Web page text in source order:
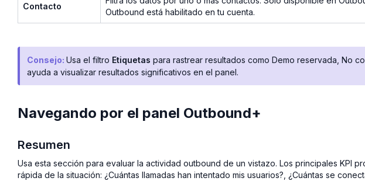
Contacto
Outbound está habilitado en tu cuenta.
Consejo: Usa el filtro Etiquetas para rastrear resultados como Demo reservada, No
ayuda a visualizar resultados significativos en el panel.
Navegando por el panel Outbound+
Resumen
Usa esta sección para evaluar la actividad outbound de un vistazo. Los principales KPI
rápida de la situación: ¿Cuántas llamadas han intentado mis usuarios?, ¿Cuántas se